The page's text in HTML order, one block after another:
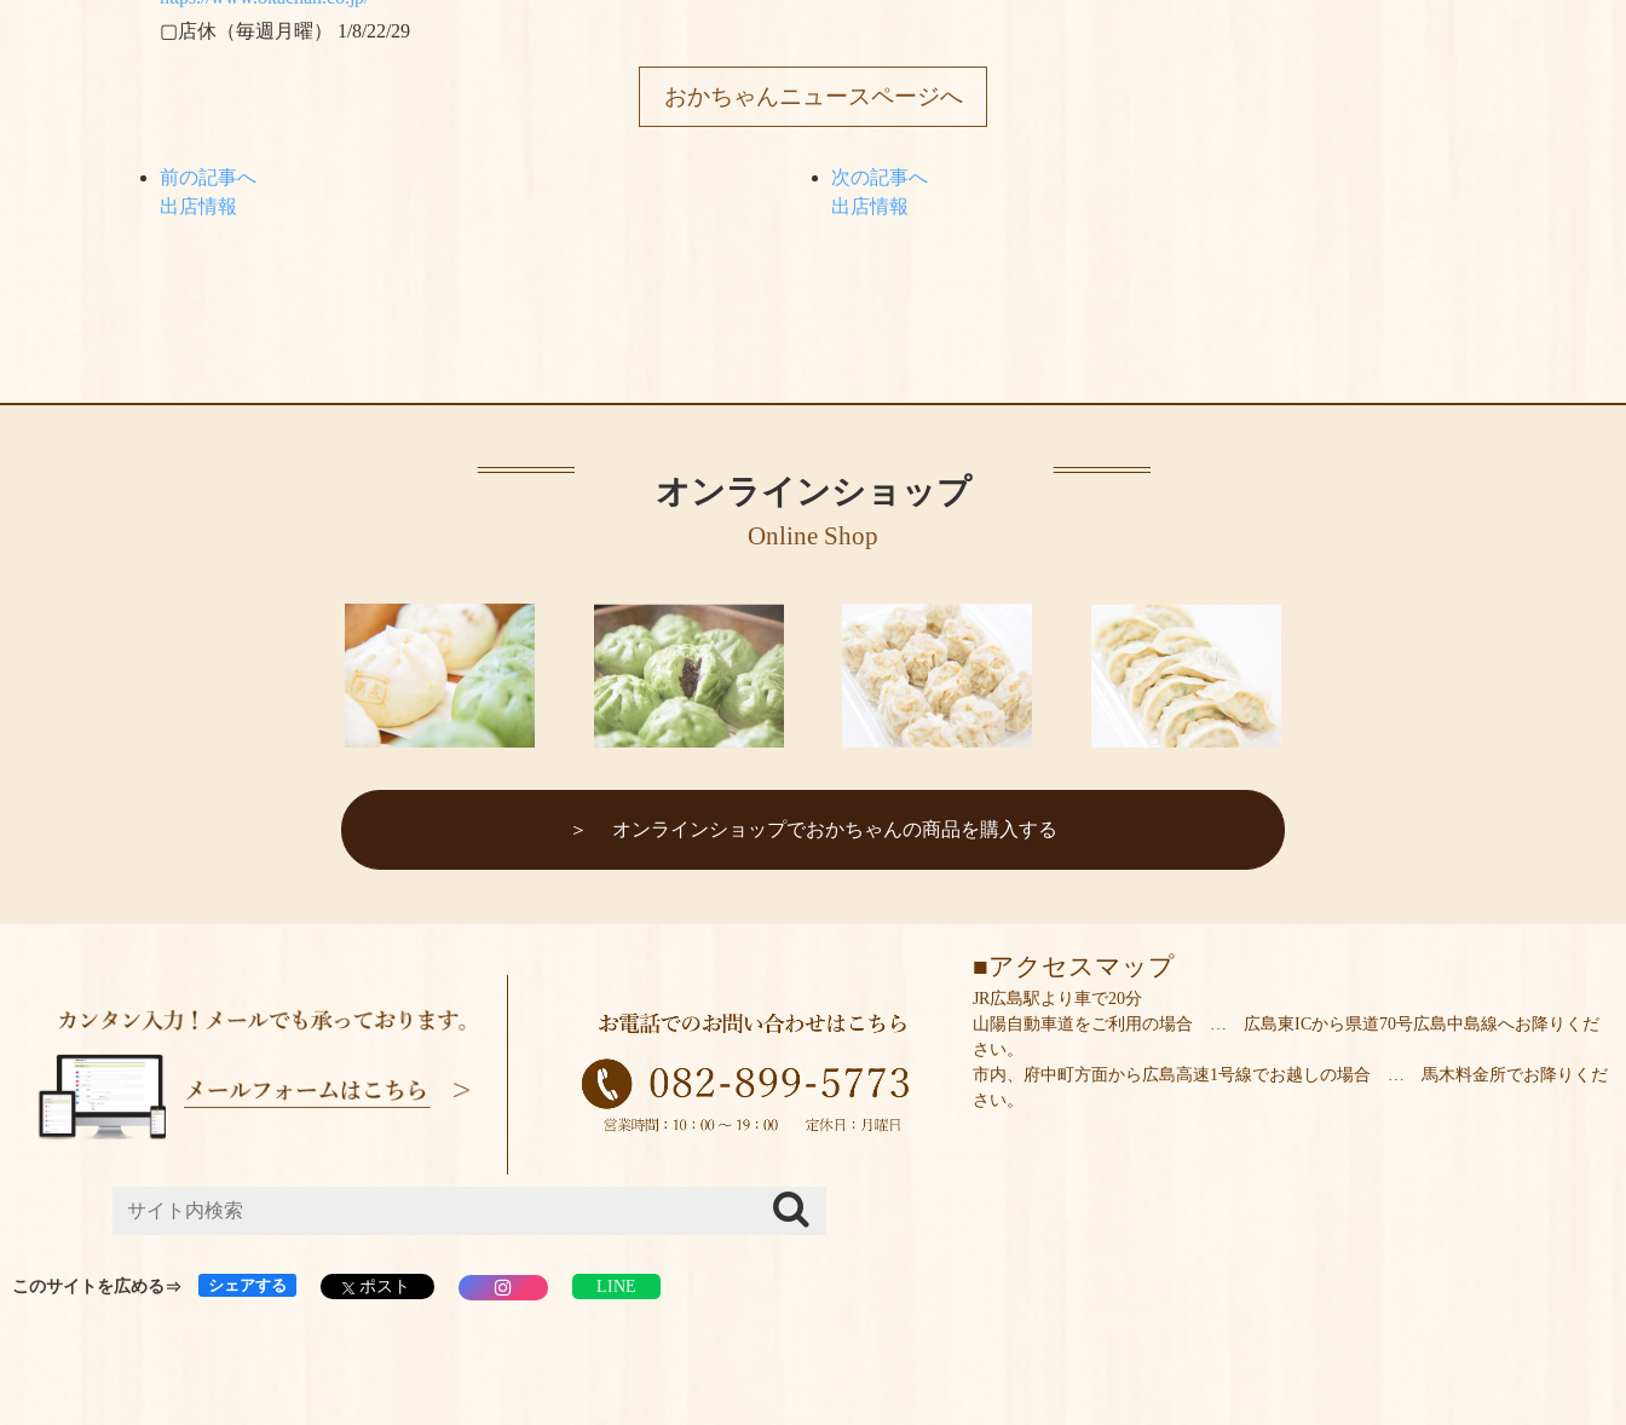
▢店休（毎週月曜） 1/8/22/29
おかちゃんニュースページへ
前の記事へ
出店情報
次の記事へ
出店情報
オンラインショップ
Online Shop
オンラインショップでおかちゃんの商品を購入する
このサイトを広める シェアする ポスト LINE
アクセスマップ
JR広島駅より車で20分
山陽自動車道をご利用の場合 … 広島東ICから県道70号広島中島線へお降りくだ
さい。
市内、府中町方面から広島高速1号線でお越しの場合 … 馬木料金所でお降りくだ
さい。